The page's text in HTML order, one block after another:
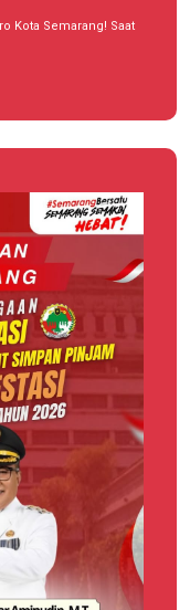
Kota Semarang! Saat